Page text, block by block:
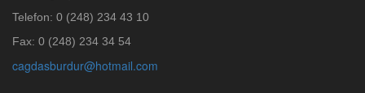
Telefon: 0 (248) 234 43 10
Fax: 0 (248) 234 34 54
cagdasburdur@hotmail.com